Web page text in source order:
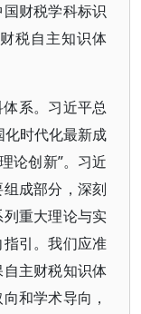
财税学科标识
税自主知识体
系。习近平总
化时代化最新成
论创新”。习近
成部分，深刻
重大理论与实
引。我们应准
主财税知识体
和学术导向，